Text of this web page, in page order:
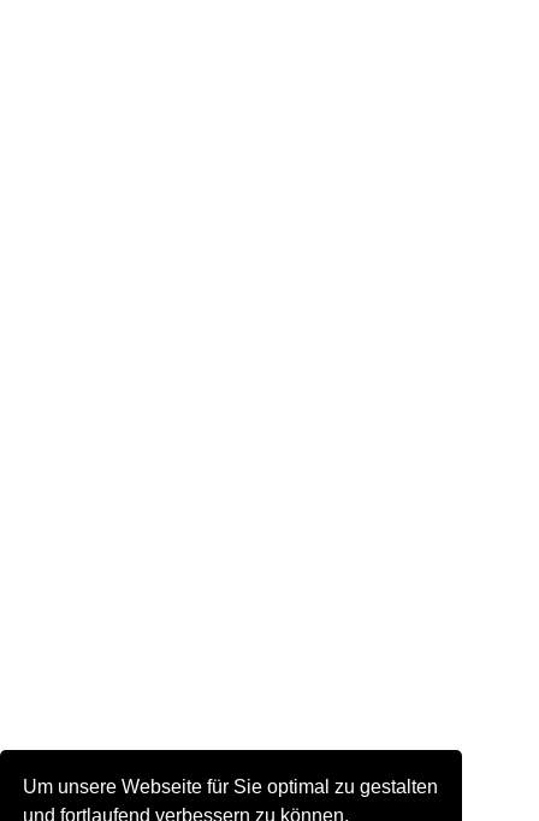
Um unsere Webseite für Sie optimal zu gestalten
und fortlaufend verbessern zu können,